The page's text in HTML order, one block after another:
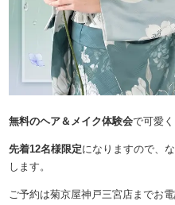
無料のヘア＆メイク体験会で可愛
先着12名様限定になりますので、
します。
ご予約は菊京屋神戸三宮店までお